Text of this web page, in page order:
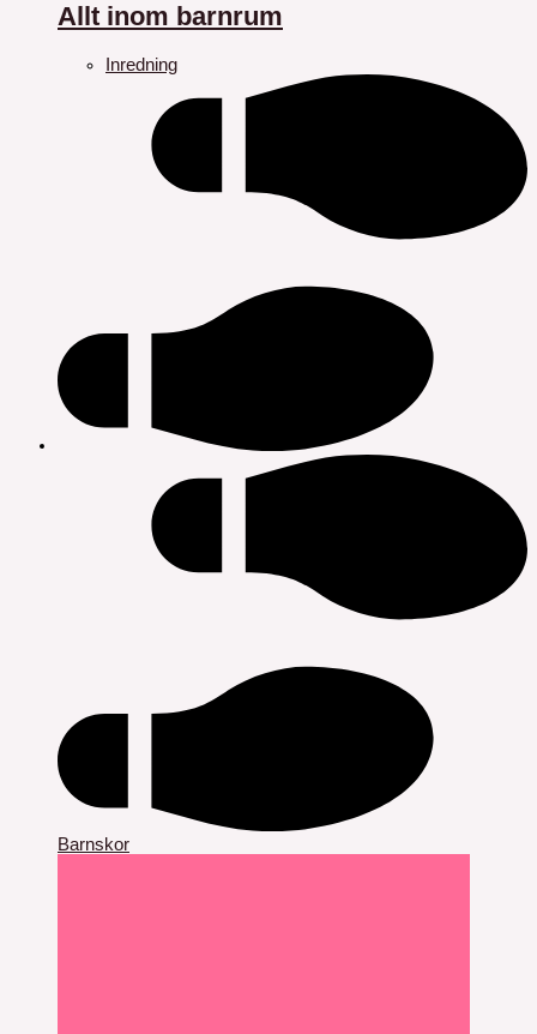
Allt inom barnrum
Inredning
Barnskor